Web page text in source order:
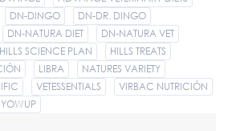
DN-DINGO
DN-DR. DINGO
DN-NATURA DIET
DN-NATURA VET
HILLS SCIENCE PLAN
HILLS TREATS
LIBRA
NATURES VARIETY
VETESSENTIALS
VIRBAC NUTRICIÓN
YOWUP